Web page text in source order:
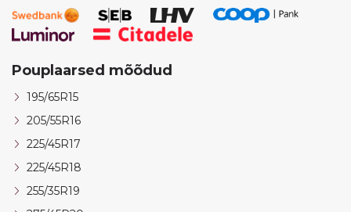
Pouplaarsed mõõdud
195/65R15
205/55R16
225/45R17
225/45R18
255/35R19